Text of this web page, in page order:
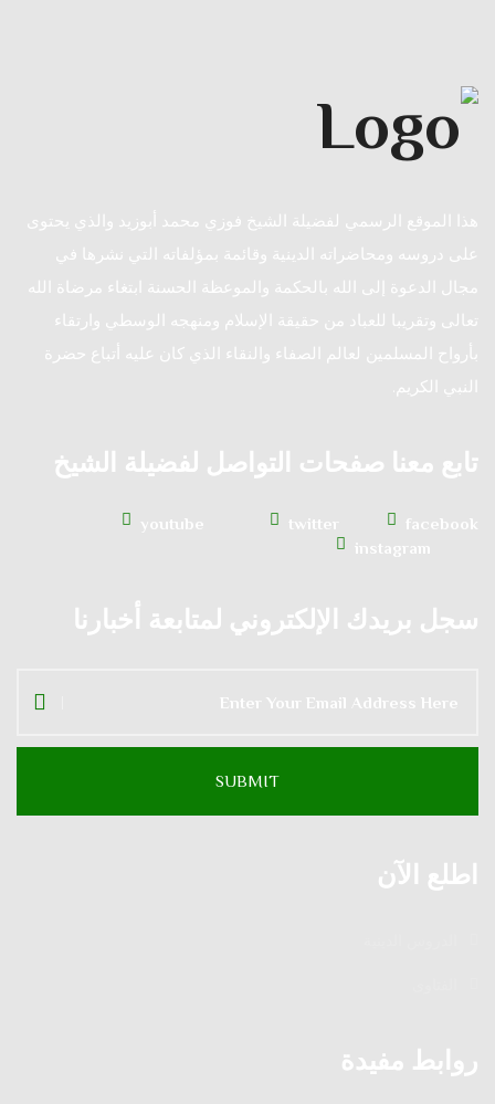
هذا الموقع الرسمي لفضيلة الشيخ فوزي محمد أبوزيد والذي يحتوى
على دروسه ومحاضراته الدينية وقائمة بمؤلفاته التي نشرها في
مجال الدعوة إلى الله بالحكمة والموعظة الحسنة ابتغاء مرضاة الله
تعالى وتقريبا للعباد من حقيقة الإسلام ومنهجه الوسطي وارتقاء
بأرواح المسلمين لعالم الصفاء والنقاء الذي كان عليه أتباع حضرة
النبي الكريم.
تابع معنا صفحات التواصل لفضيلة الشيخ
facebook
twitter
youtube
instagram
سجل بريدك الإلكتروني لمتابعة أخبارنا
اطلع الآن
روابط مفيدة